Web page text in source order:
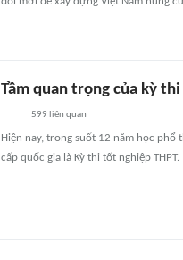
Tầm quan trọng của kỳ
599 liên quan
Hiện nay, trong suốt 12 năm học phổ
cấp quốc gia là Kỳ thi tốt nghiệp THPT.